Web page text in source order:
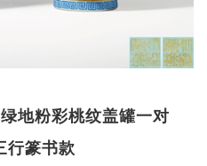
地粉彩桃纹盖罐一对
行篆书款